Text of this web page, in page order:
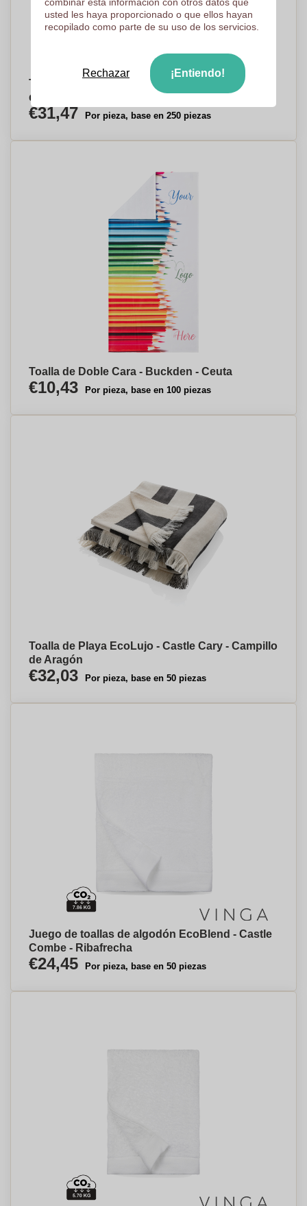
Toalla de playa de microfibra de secado rápido
de impresión personalizada - Huesa
€31,47 Por pieza, base en 250 piezas
Toalla de Doble Cara - Buckden - Ceuta
€10,43 Por pieza, base en 100 piezas
Toalla de Playa EcoLujo - Castle Cary - Campillo
de Aragón
€32,03 Por pieza, base en 50 piezas
Juego de toallas de algodón EcoBlend - Castle
Combe - Ribafrecha
€24,45 Por pieza, base en 50 piezas
usted les haya proporcionado o que ellos hayan
recopilado como parte de su uso de los servicios.
Rechazar ¡Entiendo!